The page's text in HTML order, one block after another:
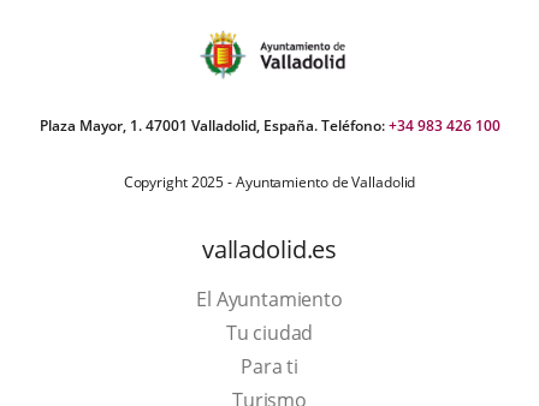
Plaza Mayor, 1. 47001 Valladolid, España. Teléfono:+34 983 426 100
Copyright 2025 - Ayuntamiento de Valladolid
valladolid.es
El Ayuntamiento
Tu ciudad
Para ti
TurismoEste